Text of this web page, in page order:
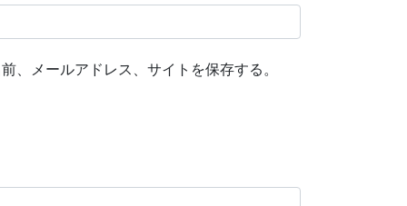
、メールアドレス、サイトを保存する。